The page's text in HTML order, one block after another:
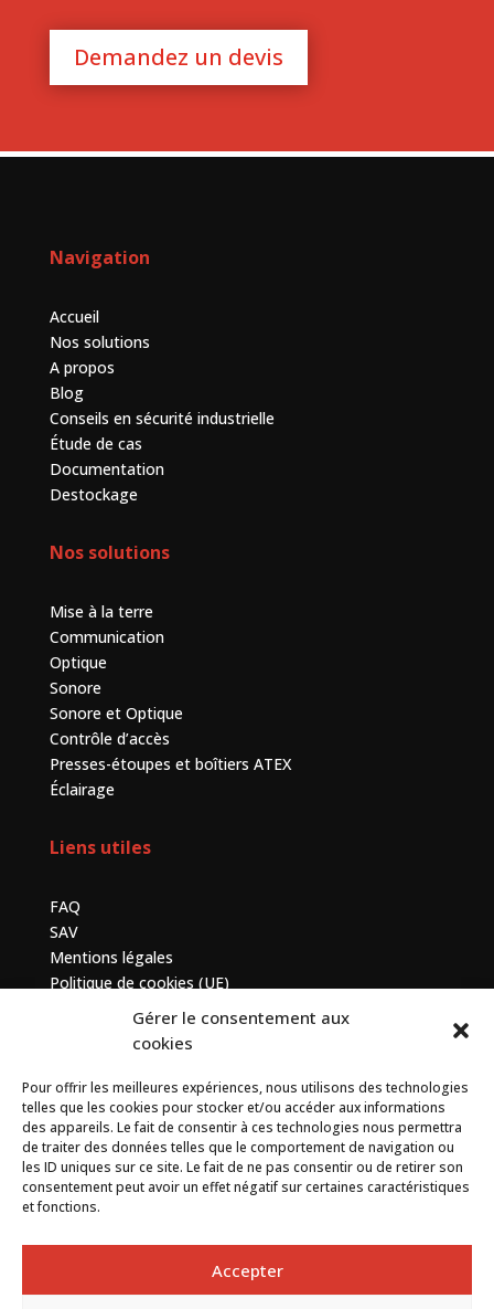
Gérer le consentement aux
cookies
Pour offrir les meilleures expériences, nous utilisons des technologies
telles que les cookies pour stocker et/ou accéder aux informations
des appareils. Le fait de consentir à ces technologies nous permettra
de traiter des données telles que le comportement de navigation ou
les ID uniques sur ce site. Le fait de ne pas consentir ou de retirer son
consentement peut avoir un effet négatif sur certaines caractéristiques
et fonctions.
Accepter
Demandez un devis
Navigation
Accueil
Nos solutions
A propos
Blog
Conseils en sécurité industrielle
Étude de cas
Documentation
Destockage
Nos solutions
Mise à la terre
Communication
Optique
Sonore
Sonore et Optique
Contrôle d’accès
Presses-étoupes et boîtiers ATEX
Éclairage
Liens utiles
FAQ
SAV
Mentions légales
Politique de cookies (UE)
Contactez-nous
7 bis avenue de la Baltique, ZA de Courtabœuf, 91140
Villebon sur Yvette
+33 (0) 1 69 75 20 90
Contact